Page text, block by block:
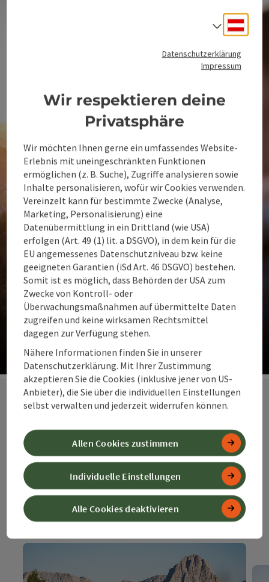
Unsere Vorschläge für dich
Die Top Ideen für Gipfelmomente und Weitblick. Almen
und Auen.
Unsere
Spezialangebot
e zum
Spitzenpreis
Datenschutzerklärung
Impressum
Wir respektieren deine
Privatsphäre
Wir möchten Ihnen gerne ein umfassendes Website-
Erlebnis mit uneingeschränkten Funktionen
ermöglichen (z. B. Suche), Zugriffe analysieren sowie
Inhalte personalisieren, wofür wir Cookies verwenden.
Vereinzelt kann für bestimmte Zwecke (Analyse,
Marketing, Personalisierung) eine
Datenübermittlung in ein Drittland (wie USA)
erfolgen (Art. 49 (1) lit. a DSGVO), in dem kein für die
EU angemessenes Datenschutzniveau bzw. keine
geeigneten Garantien (iSd Art. 46 DSGVO) bestehen.
Somit ist es möglich, dass Behörden der USA zum
Zwecke von Kontroll- oder
Überwachungsmaßnahmen auf übermittelte Daten
zugreifen und keine wirksamen Rechtsmittel
dagegen zur Verfügung stehen.
Nähere Informationen finden Sie in unserer
Datenschutzerklärung. Mit Ihrer Zustimmung
akzeptieren Sie die Cookies (inklusive jener von US-
Anbieter), die Sie über die individuellen Einstellungen
selbst verwalten und jederzeit widerrufen können.
Alle Cookies deaktivieren
Individuelle Einstellungen
Allen Cookies zustimmen